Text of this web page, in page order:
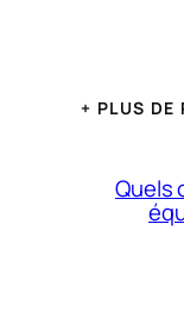
+ PLUS DE
Quels